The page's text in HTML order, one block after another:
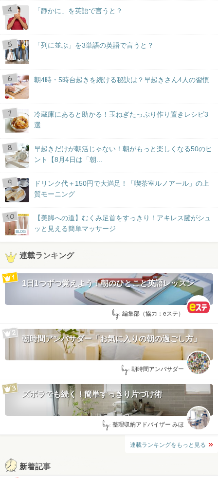
「静かに」を英語で言うと？
「列に並ぶ」を3単語の英語で言うと？
朝4時・5時台起きを続ける秘訣は？早起きさん4人の習慣
冷蔵庫にあると助かる！玉ねぎたっぷり作り置きレシピ3
選
早起きだけが朝活じゃない！朝がもっと楽しくなる50のヒ
ント【8月4日は「朝...
ドリンク代＋150円で大満足！「喫茶室ルノアール」の上
質モーニング
BLOG
【美脚への道】むくみ足首をすっきり！アキレス腱がシュ
ッと見える簡単マッサージ
連載ランキング
1日1つずつ覚えよう！朝のひとこと英語レッスン
by: 編集部（協力：eステ）
朝時間アンバサダー「お気に入りの朝の過ごし方」
by: 朝時間アンバサダー
ズボラでも続く！簡単すっきり片づけ術
by: 整理収納アドバイザー みほ
連載ランキングをもっと見る
新着記事